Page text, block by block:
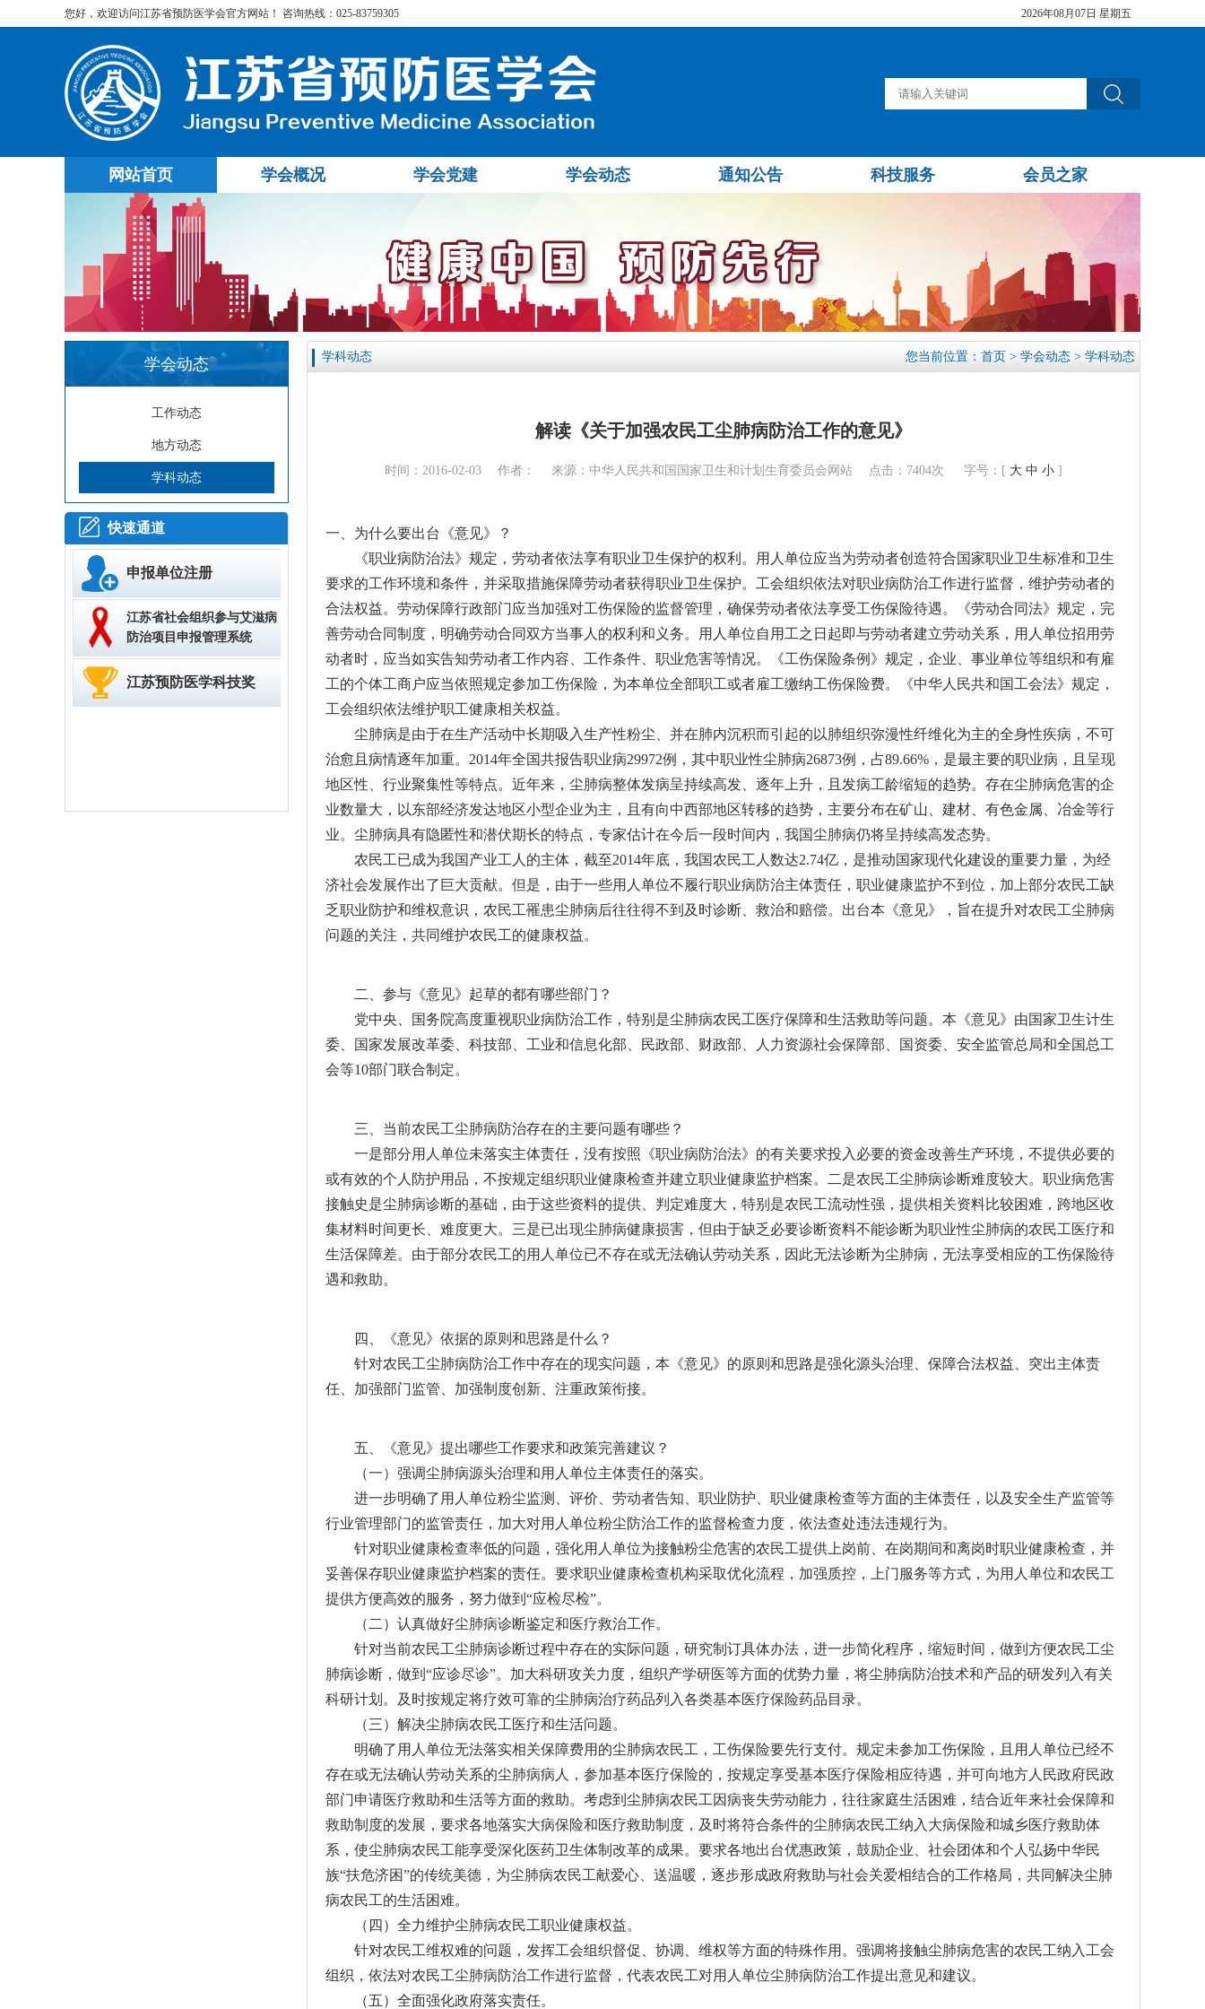
2026年08月07日 星期五
您好，欢迎访问江苏省预防医学会官方网站！ 咨询热线：025-83759305
网站首页 学会概况 学会党建 学会动态 通知公告 科技服务 会员之家
学会动态
工作动态
地方动态
学科动态
快速通道
申报单位注册
江苏省社会组织参与艾滋病
防治项目申报管理系统
江苏预防医学科技奖
您当前位置： 首页 > 学会动态 > 学科动态
学科动态
解读《关于加强农民工尘肺病防治工作的意见》
时间：2016-02-03 作者： 来源：中华人民共和国国家卫生和计划生育委员会网站 点击： 7404次 字号：[ 大 中 小 ]
一、为什么要出台《意见》？
《职业病防治法》规定，劳动者依法享有职业卫生保护的权利。用人单位应当为劳动者创造符合国家职业卫生标准和卫生
要求的工作环境和条件，并采取措施保障劳动者获得职业卫生保护。工会组织依法对职业病防治工作进行监督，维护劳动者的
合法权益。劳动保障行政部门应当加强对工伤保险的监督管理，确保劳动者依法享受工伤保险待遇。《劳动合同法》规定，完
善劳动合同制度，明确劳动合同双方当事人的权利和义务。用人单位自用工之日起即与劳动者建立劳动关系，用人单位招用劳
动者时，应当如实告知劳动者工作内容、工作条件、职业危害等情况。《工伤保险条例》规定，企业、事业单位等组织和有雇
工的个体工商户应当依照规定参加工伤保险，为本单位全部职工或者雇工缴纳工伤保险费。《中华人民共和国工会法》规定，
工会组织依法维护职工健康相关权益。
尘肺病是由于在生产活动中长期吸入生产性粉尘、并在肺内沉积而引起的以肺组织弥漫性纤维化为主的全身性疾病，不可
治愈且病情逐年加重。2014年全国共报告职业病29972例，其中职业性尘肺病26873例，占89.66%，是最主要的职业病，且呈现
地区性、行业聚集性等特点。近年来，尘肺病整体发病呈持续高发、逐年上升，且发病工龄缩短的趋势。存在尘肺病危害的企
业数量大，以东部经济发达地区小型企业为主，且有向中西部地区转移的趋势，主要分布在矿山、建材、有色金属、冶金等行
业。尘肺病具有隐匿性和潜伏期长的特点，专家估计在今后一段时间内，我国尘肺病仍将呈持续高发态势。
农民工已成为我国产业工人的主体，截至2014年底，我国农民工人数达2.74亿，是推动国家现代化建设的重要力量，为经
济社会发展作出了巨大贡献。但是，由于一些用人单位不履行职业病防治主体责任，职业健康监护不到位，加上部分农民工缺
乏职业防护和维权意识，农民工罹患尘肺病后往往得不到及时诊断、救治和赔偿。出台本《意见》，旨在提升对农民工尘肺病
问题的关注，共同维护农民工的健康权益。
二、参与《意见》起草的都有哪些部门？
党中央、国务院高度重视职业病防治工作，特别是尘肺病农民工医疗保障和生活救助等问题。本《意见》由国家卫生计生
委、国家发展改革委、科技部、工业和信息化部、民政部、财政部、人力资源社会保障部、国资委、安全监管总局和全国总工
会等10部门联合制定。
三、当前农民工尘肺病防治存在的主要问题有哪些？
一是部分用人单位未落实主体责任，没有按照《职业病防治法》的有关要求投入必要的资金改善生产环境，不提供必要的
或有效的个人防护用品，不按规定组织职业健康检查并建立职业健康监护档案。二是农民工尘肺病诊断难度较大。职业病危害
接触史是尘肺病诊断的基础，由于这些资料的提供、判定难度大，特别是农民工流动性强，提供相关资料比较困难，跨地区收
集材料时间更长、难度更大。三是已出现尘肺病健康损害，但由于缺乏必要诊断资料不能诊断为职业性尘肺病的农民工医疗和
生活保障差。由于部分农民工的用人单位已不存在或无法确认劳动关系，因此无法诊断为尘肺病，无法享受相应的工伤保险待
遇和救助。
四、《意见》依据的原则和思路是什么？
针对农民工尘肺病防治工作中存在的现实问题，本《意见》的原则和思路是强化源头治理、保障合法权益、突出主体责
任、加强部门监管、加强制度创新、注重政策衔接。
五、《意见》提出哪些工作要求和政策完善建议？
（一）强调尘肺病源头治理和用人单位主体责任的落实。
进一步明确了用人单位粉尘监测、评价、劳动者告知、职业防护、职业健康检查等方面的主体责任，以及安全生产监管等
行业管理部门的监管责任，加大对用人单位粉尘防治工作的监督检查力度，依法查处违法违规行为。
针对职业健康检查率低的问题，强化用人单位为接触粉尘危害的农民工提供上岗前、在岗期间和离岗时职业健康检查，并
妥善保存职业健康监护档案的责任。要求职业健康检查机构采取优化流程，加强质控，上门服务等方式，为用人单位和农民工
提供方便高效的服务，努力做到“应检尽检”。
（二）认真做好尘肺病诊断鉴定和医疗救治工作。
针对当前农民工尘肺病诊断过程中存在的实际问题，研究制订具体办法，进一步简化程序，缩短时间，做到方便农民工尘
肺病诊断，做到“应诊尽诊”。加大科研攻关力度，组织产学研医等方面的优势力量，将尘肺病防治技术和产品的研发列入有关
科研计划。及时按规定将疗效可靠的尘肺病治疗药品列入各类基本医疗保险药品目录。
（三）解决尘肺病农民工医疗和生活问题。
明确了用人单位无法落实相关保障费用的尘肺病农民工，工伤保险要先行支付。规定未参加工伤保险，且用人单位已经不
存在或无法确认劳动关系的尘肺病病人，参加基本医疗保险的，按规定享受基本医疗保险相应待遇，并可向地方人民政府民政
部门申请医疗救助和生活等方面的救助。考虑到尘肺病农民工因病丧失劳动能力，往往家庭生活困难，结合近年来社会保障和
救助制度的发展，要求各地落实大病保险和医疗救助制度，及时将符合条件的尘肺病农民工纳入大病保险和城乡医疗救助体
系，使尘肺病农民工能享受深化医药卫生体制改革的成果。要求各地出台优惠政策，鼓励企业、社会团体和个人弘扬中华民
族“扶危济困”的传统美德，为尘肺病农民工献爱心、送温暖，逐步形成政府救助与社会关爱相结合的工作格局，共同解决尘肺
病农民工的生活困难。
（四）全力维护尘肺病农民工职业健康权益。
针对农民工维权难的问题，发挥工会组织督促、协调、维权等方面的特殊作用。强调将接触尘肺病危害的农民工纳入工会
组织，依法对农民工尘肺病防治工作进行监督，代表农民工对用人单位尘肺病防治工作提出意见和建议。
（五）全面强化政府落实责任。